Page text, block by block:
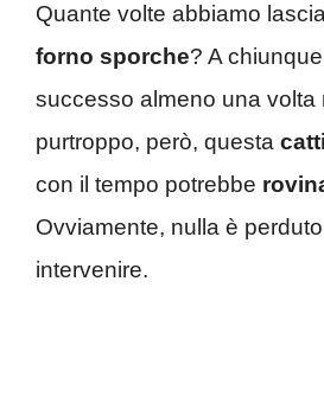
Quante volte abbiamo
forno sporche? A
successo almeno una volta
purtroppo, però, questa
con il tempo potrebbe
Ovviamente, nulla è
intervenire.